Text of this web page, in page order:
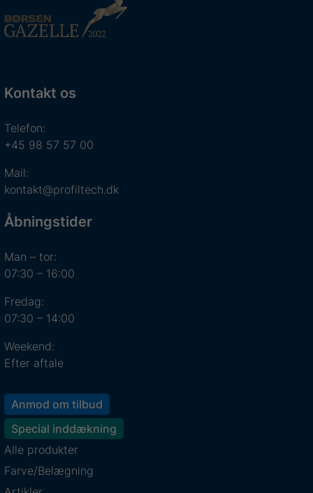
Kontakt os
Telefon:
+45 98 57 57 00
Mail:
kontakt@profiltech.dk
Åbningstider
Man – tor:
07:30 – 16:00
Fredag:
07:30 – 14:00
Weekend:
Efter aftale
Anmod om tilbud
Special inddækning
Alle produkter
Farve/Belægning